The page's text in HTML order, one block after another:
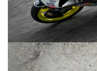
© R.Lekl